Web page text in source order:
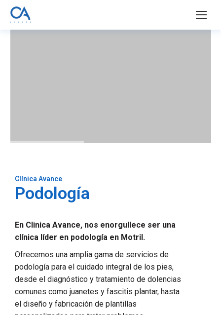
Clínica Avance
Podología
En Clinica Avance, nos enorgullece ser una
clínica líder en podología en Motril.
Ofrecemos una amplia gama de servicios de
podología para el cuidado integral de los pies,
desde el diagnóstico y tratamiento de dolencias
comunes como juanetes y fascitis plantar, hasta
el diseño y fabricación de plantillas